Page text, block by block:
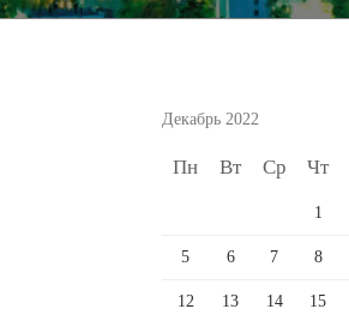
Декабрь 2022
Пн Вт Ср Чт
1
5 6 7 8
12 13 14 15